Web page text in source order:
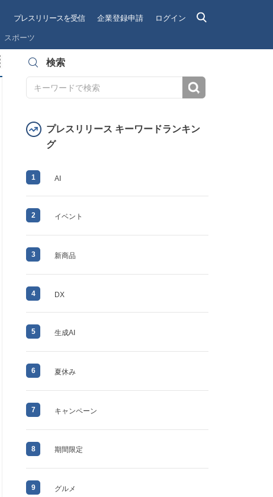
プレスリリースを受信 企業登録申請 ログイン
スポーツ
検索
プレスリリース キーワードランキン
グ
1 AI
2 イベント
3 新商品
4 DX
5 生成AI
6 夏休み
7 キャンペーン
8 期間限定
9 グルメ